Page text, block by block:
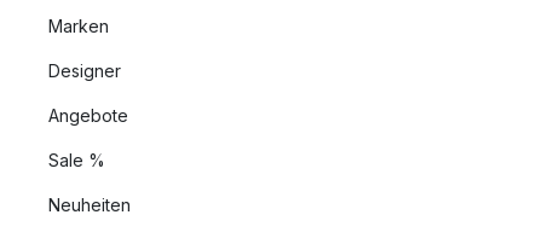
Marken
Designer
Angebote
Sale %
Neuheiten